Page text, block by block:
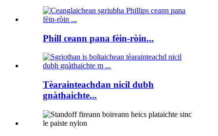
Phill ceann pana fèin-ròin...
Tèarainteachdan nicil dubh
gnàthaichte...